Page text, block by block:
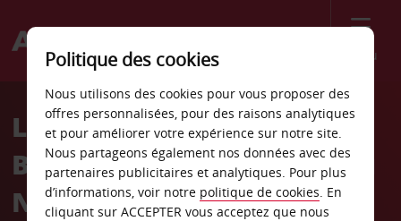
Menu
Welcome
AvisLocation de voiture South
Blvd Charlotte Caroline du
Nord Avis
Politique des cookies
Nous utilisons des cookies pour vous proposer des
offres personnalisées, pour des raisons analytiques
et pour améliorer votre expérience sur notre site.
Nous partageons également nos données avec des
partenaires publicitaires et analytiques. Pour plus
d’informations, voir notre politique de cookies. En
cliquant sur ACCEPTER vous acceptez que nous